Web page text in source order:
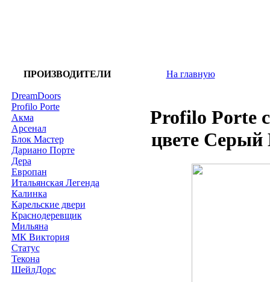
ПРОИЗВОДИТЕЛИ
DreamDoors
Profilo Porte
Акма
Арсенал
Блок Мастер
Дариано Порте
Дера
Европан
Итальянская Легенда
Калинка
Карельские двери
Краснодеревщик
Мильяна
МК Виктория
Статус
Текона
ШейлДорс
На главную
Profilo Porte
цвете Серый